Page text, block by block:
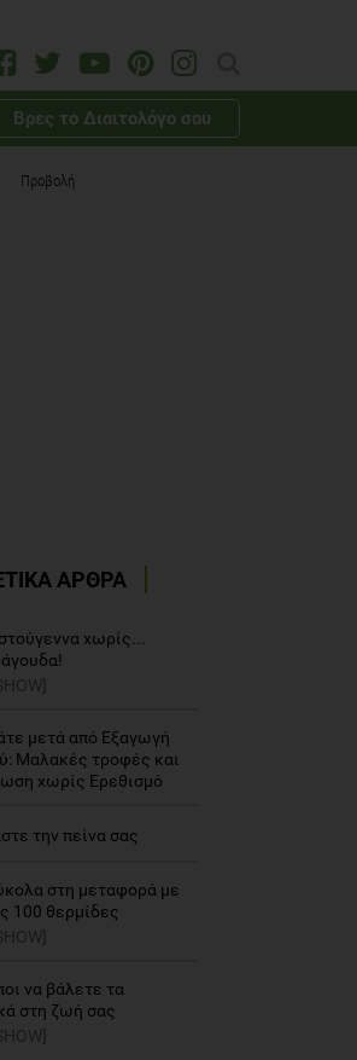
Βρες το Διαιτολόγο σου
Προβολή
ΑΡΘΡΑ
χωρίς...
μετά από Εξαγωγή
Μαλακές τροφές και
χωρίς Ερεθισμό
την πείνα σας
στη μεταφορά με
100 θερμίδες
να βάλετε τα
στη ζωή σας